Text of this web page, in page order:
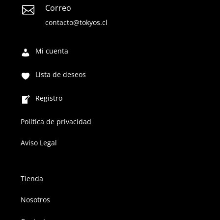
 Correo
contacto@tokyos.cl
Mi cuenta
Lista de deseos
Registro
Política de privacidad
Aviso Legal
Tienda
Nosotros